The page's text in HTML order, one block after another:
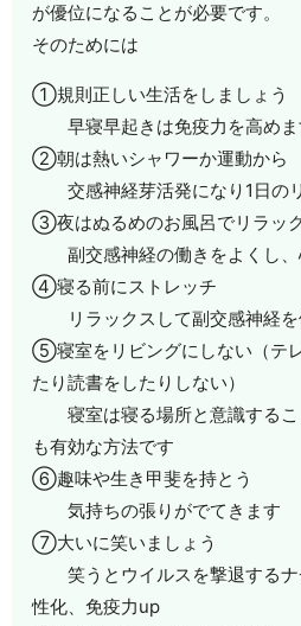
が優位になることが必要です。
そのためには
①規則正しい生活をしましょう
早寝早起きは免疫力を高めま
②朝は熱いシャワーか運動から
交感神経芽活発になり1日の
③夜はぬるめのお風呂でリラッ
副交感神経の働きをよくし、
④寝る前にストレッチ
リラックスして副交感神経を
⑤寝室をリビングにしない（テ
たり読書をしたりしない）
寝室は寝る場所と意識するこ
も有効な方法です
⑥趣味や生き甲斐を持とう
気持ちの張りがでてきます
⑦大いに笑いましょう
笑うとウイルスを撃退するナ
性化、免疫力up